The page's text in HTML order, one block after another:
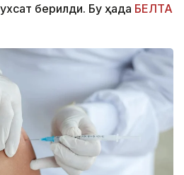
берилди. Бу ҳақда БЕЛТА